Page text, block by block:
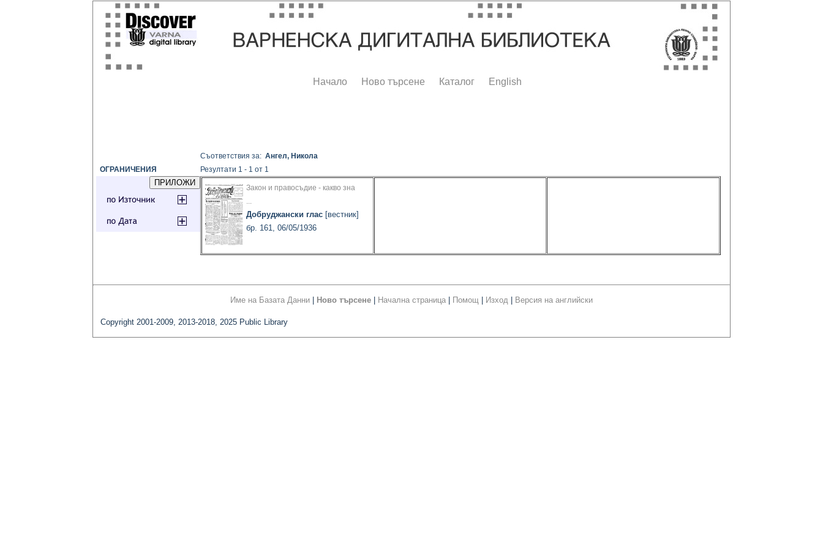
Начало Ново търсене Каталог English
ОГРАНИЧЕНИЯ
Съответствия за: Ангел, Никола
Резултати 1 - 1 от 1
Закон и правосъдие - какво зна
...
Добруджански глас [вестник]
бр. 161, 06/05/1936
Име на Базата Данни Ново търсене Начална страница Помощ Изход Версия на английски
Copyright 2001-2009, 2013-2018, 2025 Public Library